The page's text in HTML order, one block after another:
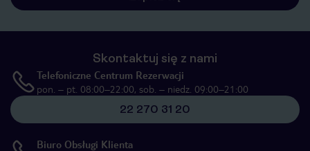
Skontaktuj się z nami
Telefoniczne Centrum Rezerwacji
pon. – pt. 08:00–22:00, sob. – niedz. 09:00–21:00
22 270 31 20
Biuro Obsługi Klienta